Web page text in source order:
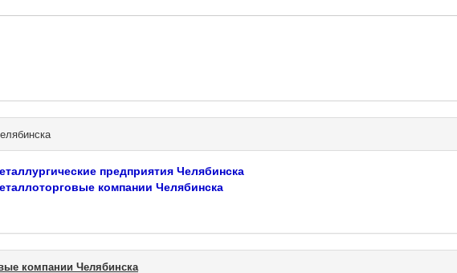
предприятия Челябинска
компании Челябинска
компании Челябинска